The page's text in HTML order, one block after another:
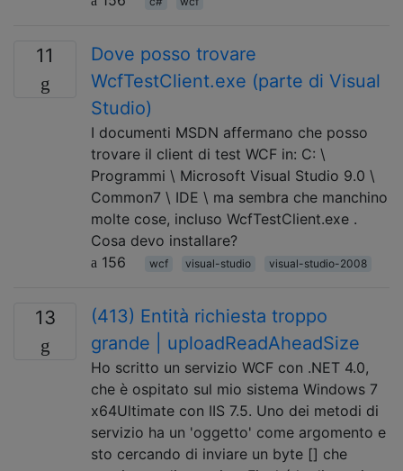
11
Dove posso trovare
WcfTestClient.exe (parte di Visual
Studio)
I documenti MSDN affermano che posso
trovare il client di test WCF in: C: \
Programmi \ Microsoft Visual Studio 9.0 \
Common7 \ IDE \ ma sembra che manchino
molte cose, incluso WcfTestClient.exe .
Cosa devo installare?
156
wcf visual-studio visual-studio-2008
13
(413) Entità richiesta troppo
grande | uploadReadAheadSize
Ho scritto un servizio WCF con .NET 4.0,
che è ospitato sul mio sistema Windows 7
x64Ultimate con IIS 7.5. Uno dei metodi di
servizio ha un 'oggetto' come argomento e
sto cercando di inviare un byte [] che